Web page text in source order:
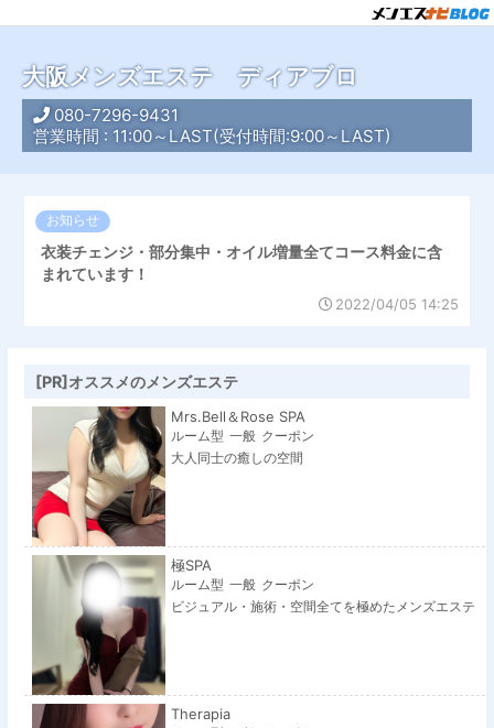
大阪メンズエステ ディアブロ
080-7296-9431
営業時間 : 11:00～LAST(受付時間:9:00～LAST)
お知らせ
衣装チェンジ・部分集中・オイル増量全てコース料金に含
まれています！
2022/04/05 14:25
[PR]オススメのメンズエステ
Mrs.Bell＆Rose SPA
ルーム型 一般 クーポン
大人同士の癒しの空間
極SPA
ルーム型 一般 クーポン
ビジュアル・施術・空間全てを極めたメンズエステ
Therapia